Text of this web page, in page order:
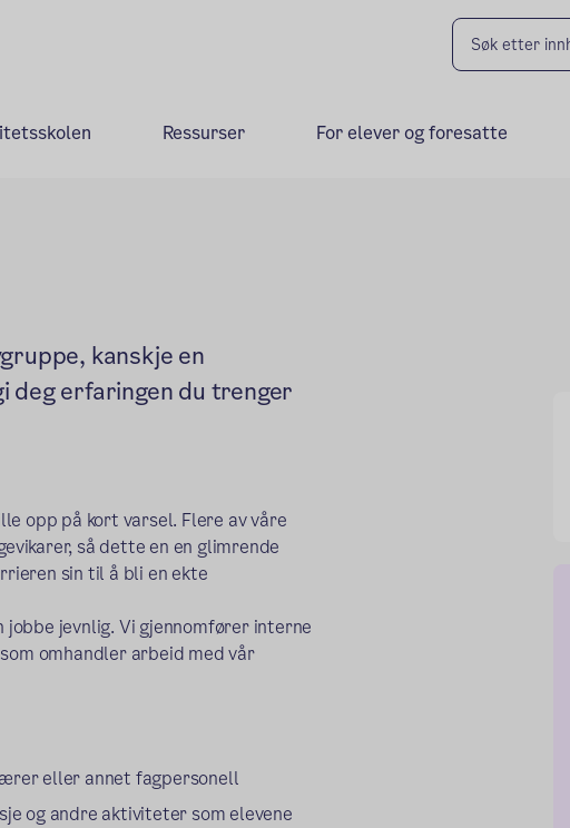
Ressurser For elever og foresatte
kanskje en
deg erfaringen du trenger
opp på kort varsel. Flere av våre
så dette en en glimrende
sin til å bli en ekte
jevnlig. Vi gjennomfører interne
omhandler arbeid med vår
eller annet fagpersonell
og andre aktiviteter som elevene